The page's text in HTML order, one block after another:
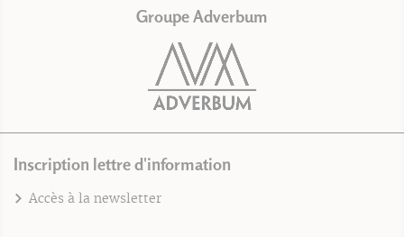
Groupe Adverbum
Inscription lettre d'information
Accès à la newsletter